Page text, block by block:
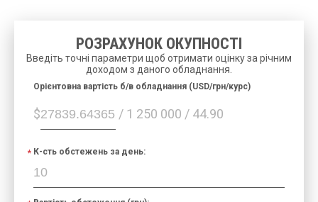
РОЗРАХУНОК ОКУПНОСТІ
Введіть точні параметри щоб отримати оцінку за річним
доходом з даного обладнання.
$ / 1 250 000 / 44.90
Орієнтовна вартість б/в обладнання (USD/грн/курс)
К-сть обстежень за день: